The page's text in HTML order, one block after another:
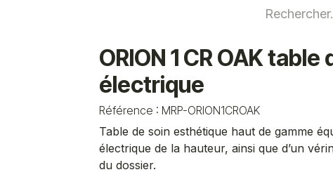
ORION 1 CR OAK
électrique
Référence : MRP-ORION1CROAK
Table de soin esthétique haut de gamme
électrique de la hauteur, ainsi que d’un
du dossier.